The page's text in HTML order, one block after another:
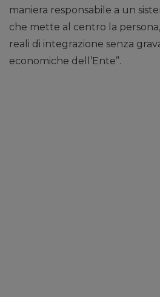
maniera responsabile a un
che mette al centro la
reali di integrazione senza
economiche dell’Ente”.